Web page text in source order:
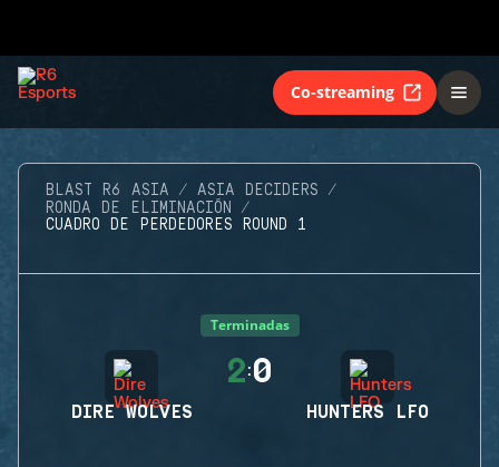
Co-streaming
BLAST R6 ASIA
ASIA DECIDERS
RONDA DE ELIMINACIÓN
CUADRO DE PERDEDORES ROUND 1
Terminadas
DIRE WOLVES
2:0
HUNTERS LFO